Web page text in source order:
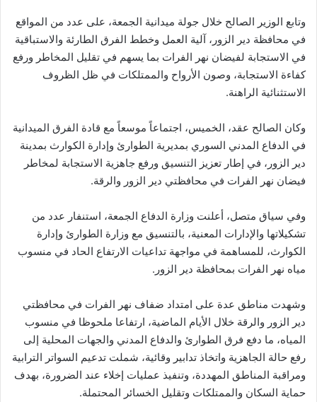
وتابع الوزير الصالح ‏خلال جولة ميدانية الجمعة، على عدد ‏من المواقع
في محافظة دير ‏الزور، آلية ‏العمل وخطط الفرق ‏الطارئة والاستباقية
في الاستجابة ‌‏لفيضان نهر ‏الفرات بما يسهم في ‏تقليل المخاطر ورفع
كفاءة ‌‏الاستجابة، وصون ‏الأرواح والممتلكات ‏في ظل الظروف
‌‏الاستثنائية الراهنة.‏
وكان الصالح عقد، الخميس، اجتماعاً موسعاً مع قادة ‏الفرق ‏الميدانية
في الدفاع المدني السوري بمديرية الطوارئ وإدارة ‏الكوارث ‏بمدينة
دير الزور، في إطار تعزيز التنسيق ورفع جاهزية ‏الاستجابة ‏لمخاطر
فيضان نهر الفرات في محافظتي دير الزور ‏والرقة.‏
وفي سياق متصل، أعلنت وزارة الدفاع الجمعة، استنفار عدد ‏من
‏تشكيلاتها والإدارات المعنية، بالتنسيق مع وزارة الطوارئ ‏وإدارة
‏الكوارث، للمساهمة في مواجهة تداعيات الارتفاع الحاد في ‏منسوب
مياه ‏نهر الفرات بمحافظة دير الزور.‏
وشهدت مناطق عدة على امتداد ضفاف نهر الفرات في محافظتي
‏دير ‏الزور والرقة خلال الأيام الماضية، ارتفاعا ملحوظا في ‏منسوب
المياه، ‏ما دفع فرق الطوارئ والدفاع المدني والجهات ‏المحلية إلى
رفع حالة ‏الجاهزية واتخاذ تدابير وقائية، شملت تدعيم ‏السواتر الترابية
ومراقبة ‏المناطق المهددة، وتنفيذ عمليات إخلاء عند ‏الضرورة، بهدف
حماية ‏السكان والممتلكات وتقليل الخسائر ‏المحتملة.‏